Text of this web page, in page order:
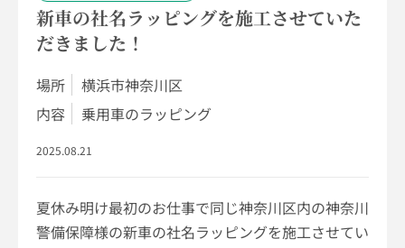
新車の社名ラッピングを施工させていた
だきました！
場所
横浜市神奈川区
内容
乗用車のラッピング
2025.08.21
夏休み明け最初のお仕事で同じ神奈川区内の神奈川
警備保障様の新車の社名ラッピングを施工させてい